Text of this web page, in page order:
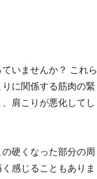
いませんか？ これら
に関係する筋肉の緊
肩こりが悪化してし
硬くなった部分の周
感じることもありま